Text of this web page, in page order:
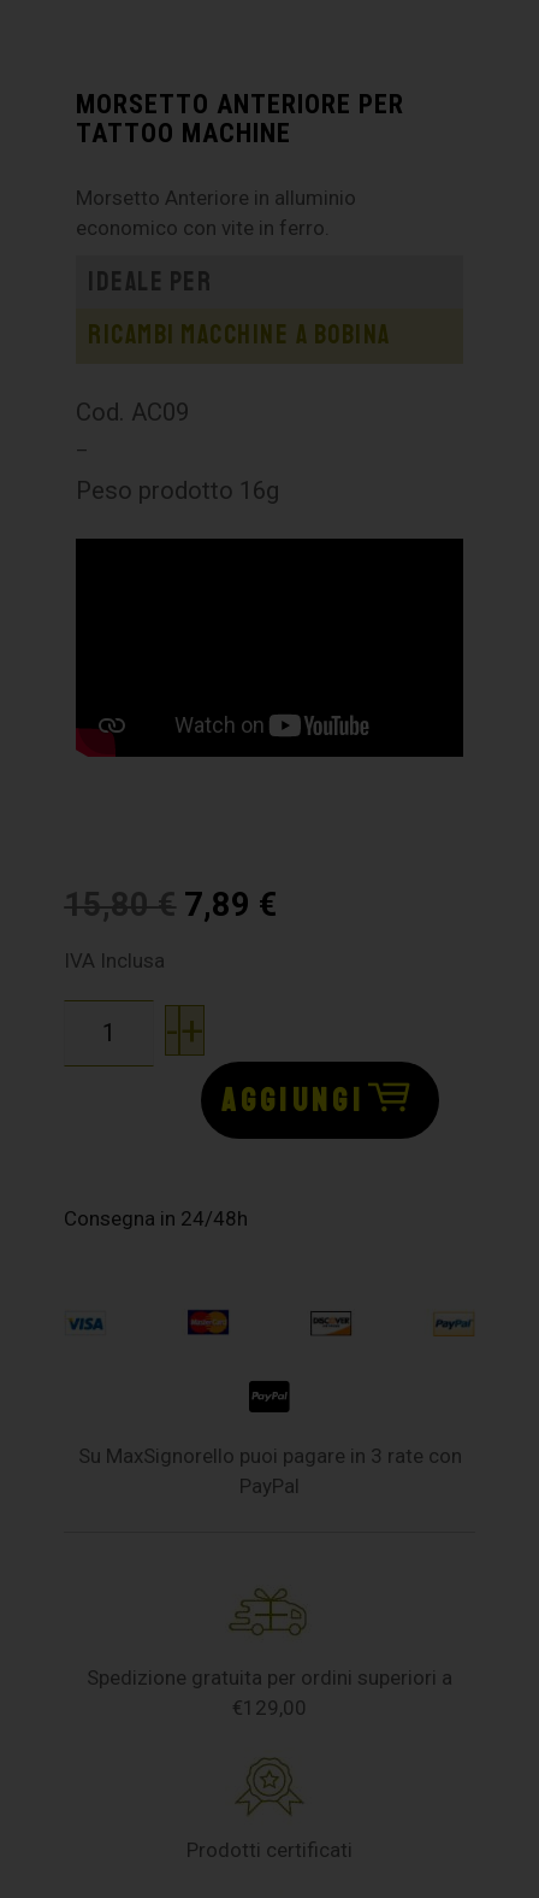
MORSETTO ANTERIORE PER
TATTOO MACHINE
Morsetto Anteriore in alluminio
economico con vite in ferro.
Ideale per
Ricambi macchine a bobina
Cod. AC09
–
Peso prodotto 16g
15,80€ 7,89 €
IVA Inclusa
-+
AGGIUNGI
Consegna in 24/48h
Su MaxSignorello puoi pagare in 3 rate con
PayPal
Spedizione gratuita per ordini superiori a
€129,00
Prodotti certificati